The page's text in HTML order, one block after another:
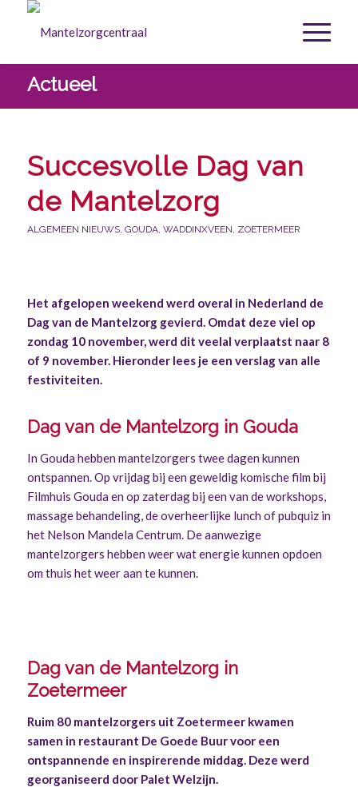
Actueel
Succesvolle Dag van
de Mantelzorg
ALGEMEEN NIEUWS, GOUDA, WADDINXVEEN, ZOETERMEER
Het afgelopen weekend werd overal in Nederland de
Dag van de Mantelzorg gevierd. Omdat deze viel op
zondag 10 november, werd dit veelal verplaatst naar 8
of 9 november. Hieronder lees je een verslag van alle
festiviteiten.
Dag van de Mantelzorg in Gouda
In Gouda hebben mantelzorgers twee dagen kunnen
ontspannen. Op vrijdag bij een geweldig komische film bij
Filmhuis Gouda en op zaterdag bij een van de workshops,
massage behandeling, de overheerlijke lunch of pubquiz in
het Nelson Mandela Centrum. De aanwezige
mantelzorgers hebben weer wat energie kunnen opdoen
om thuis het weer aan te kunnen.
Dag van de Mantelzorg in
Zoetermeer
Ruim 80 mantelzorgers uit Zoetermeer kwamen
samen in restaurant De Goede Buur voor een
ontspannende en inspirerende middag. Deze werd
georganiseerd door Palet Welzijn.